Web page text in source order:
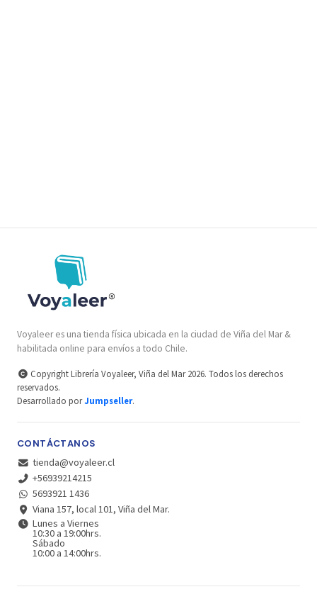
Voyaleer es una tienda física ubicada en la ciudad de Viña del Mar &
habilitada online para envíos a todo Chile.
Copyright Librería Voyaleer, Viña del Mar 2026. Todos los derechos
reservados.
Desarrollado porJumpseller.
CONTÁCTANOS
tienda@voyaleer.cl
+56939214215
5693921 1436
Viana 157, local 101, Viña del Mar.
Lunes a Viernes
10:30 a 19:00hrs.
Sábado
10:00 a 14:00hrs.